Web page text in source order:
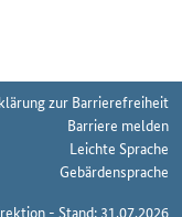
zur Barrierefreiheit
Barriere melden
Leichte Sprache
Gebärdensprache
- Stand: 31.07.2026